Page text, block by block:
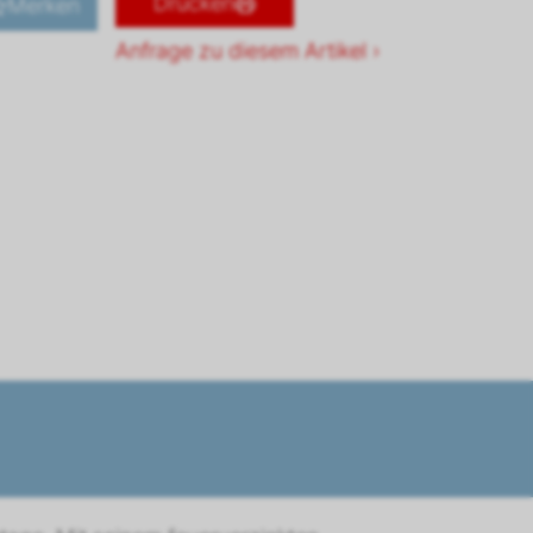
Anfrage zu diesem Artikel ›